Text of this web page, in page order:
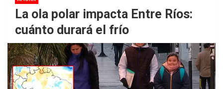
La ola polar impacta Entre Ríos:
cuánto durará el frío